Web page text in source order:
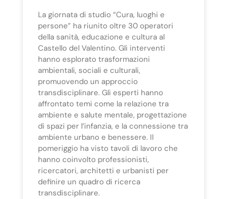
La giornata di studio “Cura, luoghi e
persone” ha riunito oltre 30 operatori
della sanità, educazione e cultura al
Castello del Valentino. Gli interventi
hanno esplorato trasformazioni
ambientali, sociali e culturali,
promuovendo un approccio
transdisciplinare. Gli esperti hanno
affrontato temi come la relazione tra
ambiente e salute mentale, progettazione
di spazi per l’infanzia, e la connessione tra
ambiente urbano e benessere. Il
pomeriggio ha visto tavoli di lavoro che
hanno coinvolto professionisti,
ricercatori, architetti e urbanisti per
definire un quadro di ricerca
transdisciplinare.